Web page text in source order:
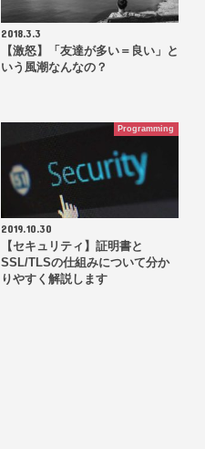
2018.3.3
【激怒】「友達が多い＝良い」と
いう風潮なんなの？
Programming
2019.10.30
【セキュリティ】証明書と
SSL/TLSの仕組みについて分か
りやすく解説します